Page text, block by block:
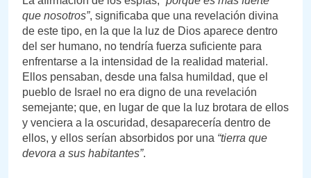
que nosotros”, significaba que una revelación divina
de este tipo, en la que la luz de Dios aparece dentro
del ser humano, no tendría fuerza suficiente para
enfrentarse a la intensidad de la realidad material.
Ellos pensaban, desde una falsa humildad, que el
pueblo de Israel no era digno de una revelación
semejante; que, en lugar de que la luz brotara de ellos
y venciera a la oscuridad, desaparecería dentro de
ellos, y ellos serían absorbidos por una “tierra que
devora a sus habitantes”.